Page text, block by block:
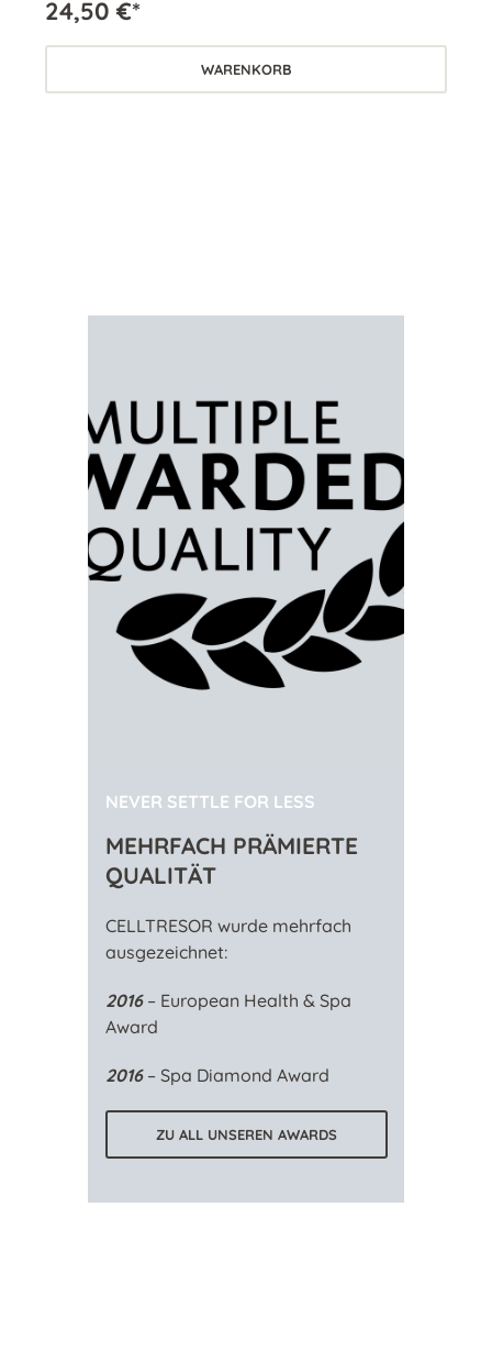
24,50 €*
WARENKORB
NEVER SETTLE FOR LESS
MEHRFACH PRÄMIERTE
QUALITÄT
CELLTRESOR wurde mehrfach
ausgezeichnet:
2016 – European Health & Spa
Award
2016 – Spa Diamond Award
ZU ALL UNSEREN AWARDS